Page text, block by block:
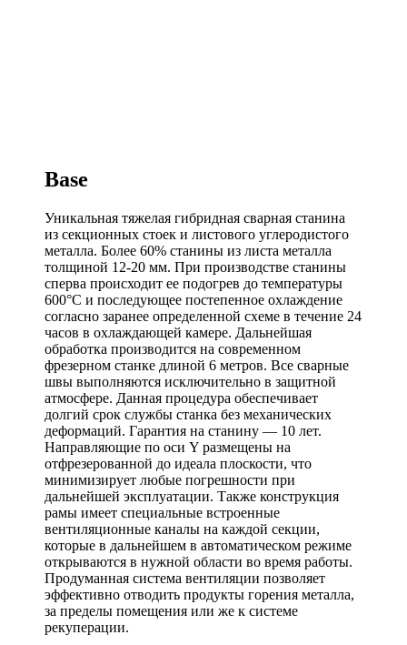
Base
Уникальная тяжелая гибридная сварная станина
из секционных стоек и листового углеродистого
металла. Более 60% станины из листа металла
толщиной 12-20 мм. При производстве станины
сперва происходит ее подогрев до температуры
600°C и последующее постепенное охлаждение
согласно заранее определенной схеме в течение 24
часов в охлаждающей камере. Дальнейшая
обработка производится на современном
фрезерном станке длиной 6 метров. Все сварные
швы выполняются исключительно в защитной
атмосфере. Данная процедура обеспечивает
долгий срок службы станка без механических
деформаций. Гарантия на станину — 10 лет.
Направляющие по оси Y размещены на
отфрезерованной до идеала плоскости, что
минимизирует любые погрешности при
дальнейшей эксплуатации. Также конструкция
рамы имеет специальные встроенные
вентиляционные каналы на каждой секции,
которые в дальнейшем в автоматическом режиме
открываются в нужной области во время работы.
Продуманная система вентиляции позволяет
эффективно отводить продукты горения металла,
за пределы помещения или же к системе
рекуперации.